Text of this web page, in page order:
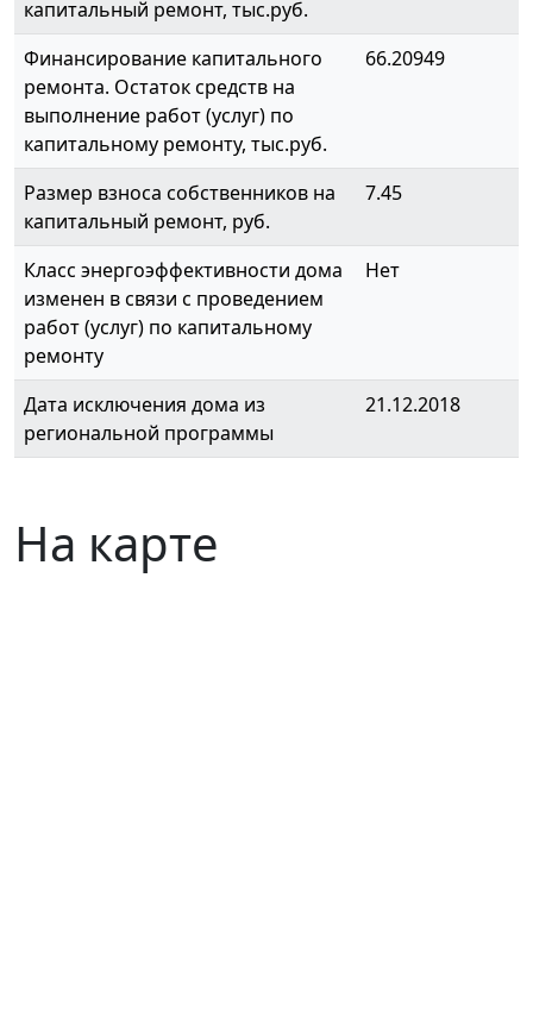
капитальный ремонт, тыс.руб.
Финансирование капитального
ремонта. Остаток средств на
выполнение работ (услуг) по
капитальному ремонту, тыс.руб.
66.20949
Размер взноса собственников на
капитальный ремонт, руб.
7.45
Класс энергоэффективности дома
изменен в связи с проведением
работ (услуг) по капитальному
ремонту
Нет
Дата исключения дома из
региональной программы
21.12.2018
На карте